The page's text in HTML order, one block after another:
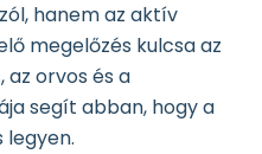
hanem az aktív
megelőzés kulcsa az
orvos és a
segít abban, hogy a
legyen.